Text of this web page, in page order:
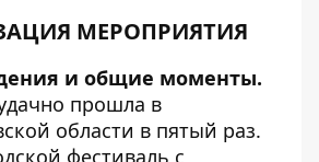
МЕРОПРИЯТИЯ
и общие моменты.
прошла в
области в пятый раз.
фестиваль с